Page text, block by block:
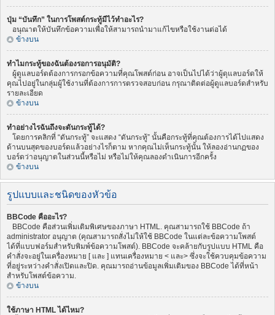
ปุ่ม “บันทึก” ในการโพสต์กระทู้มีไว้ทำอะไร?
อนุณาตให้บันทึกข้อความเพื่อให้สามารถนำมาแก้ไขหรือใช้งานต่อได้
ข้างบน
ทำไมกระทู้ของฉันต้องรอการอนุมัติ?
ผู้ดูแลบอร์ดต้องการกรอกข้อความที่คุณโพสต์ก่อน อาจเป็นไปได้ว่าผู้ดุแลบอร์ดให้
คุณไปอยู่ในกลุ่มผู้ใช้งานที่ต้องการการตรวจสอบก่อน กรุณาติดต่อผู้ดูแลบอร์ดสำหรับ
รายละเอียด
ข้างบน
ทำอย่างไรฉันถึงจะดันกระทู้ได้?
โดยการคลิกที่ “ดันกระทู้” จะแสดง “ดันกระทู้” นั้นคือกระทู้ที่คุณต้องการได้ไปแสดง
ด้านบนสุดของบอร์ดแล้วอย่างไรก็ตาม หากคุณไม่เห็นกระทู้นั้น ให้ลองอ่านกฏของ
บอร์ดว่าอนุญาตในส่วนนี้หรือไม่ หรือไม่ให้คุณลองดำเนินการอีกครั้ง
ข้างบน
รูปแบบและชนิดของหัวข้อ
BBCode คืออะไร?
BBCode คือส่วนเพิ่มเติมพิเศษของภาษา HTML. คุณสามารถใช้ BBCode ถ้า
administrator อนุญาต (คุณสามารถสั่งไม่ให้ใช้ BBCode ในแต่ละข้อความโพสต์
ได้ที่แบบฟอร์มสำหรับพิมพ์ข้อความโพสต์). BBCode จะคล้ายกับรูปแบบ HTML คือ
คำสั่งจะอยู่ในเครื่องหมาย [ และ ] แทนเครื่องหมาย < และ> ซึ่งจะใช้ควบคุมข้อความ
ที่อยู่ระหว่างคำสั่งเปิดและปิด. คุณมารถอ่านข้อมูลเพิ่มเติมของ BBCode ได้ที่หน้า
สำหรับโพสต์ข้อความ.
ข้างบน
ใช้ภาษา HTML ได้ไหม?